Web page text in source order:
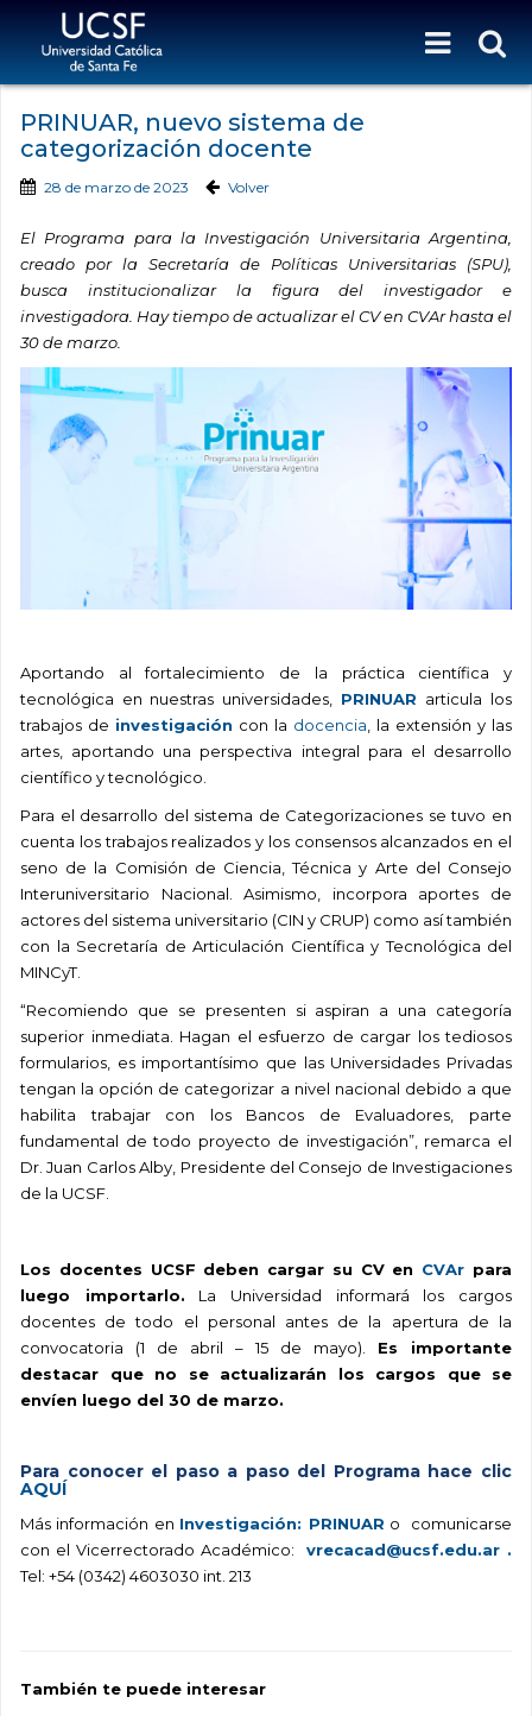
PRINUAR, nuevo sistema de
categorización docente
28 de marzo de 2023 Volver
El Programa para la Investigación Universitaria Argentina,
creado por la Secretaría de Políticas Universitarias (SPU),
busca institucionalizar la figura del investigador e
investigadora. Hay tiempo de actualizar el CV en CVAr hasta el
30 de marzo.
Aportando al fortalecimiento de la práctica científica y
tecnológica en nuestras universidades, PRINUAR articula los
trabajos de investigación con la docencia , la extensión y las
artes, aportando una perspectiva integral para el desarrollo
científico y tecnológico.
Para el desarrollo del sistema de Categorizaciones se tuvo en
cuenta los trabajos realizados y los consensos alcanzados en el
seno de la Comisión de Ciencia, Técnica y Arte del Consejo
Interuniversitario Nacional. Asimismo, incorpora aportes de
actores del sistema universitario (CIN y CRUP) como así también
con la Secretaría de Articulación Científica y Tecnológica del
MINCyT.
“Recomiendo que se presenten si aspiran a una categoría
superior inmediata. Hagan el esfuerzo de cargar los tediosos
formularios, es importantísimo que las Universidades Privadas
tengan la opción de categorizar a nivel nacional debido a que
habilita trabajar con los Bancos de Evaluadores, parte
fundamental de todo proyecto de investigación”, remarca el
Dr. Juan Carlos Alby, Presidente del Consejo de Investigaciones
de la UCSF.
Los docentes UCSF deben cargar su CV en CVAr para
luego importarlo. La Universidad informará los cargos
docentes de todo el personal antes de la apertura de la
convocatoria (1 de abril – 15 de mayo). Es importante
destacar que no se actualizarán los cargos que se
envíen luego del 30 de marzo.
Para conocer el paso a paso del Programa hace clic
AQUÍ
Más información en Investigación: PRINUAR o comunicarse
con el Vicerrectorado Académico: vrecacad@ucsf.edu.ar .
Tel: +54 (0342) 4603030 int. 213
También te puede interesar